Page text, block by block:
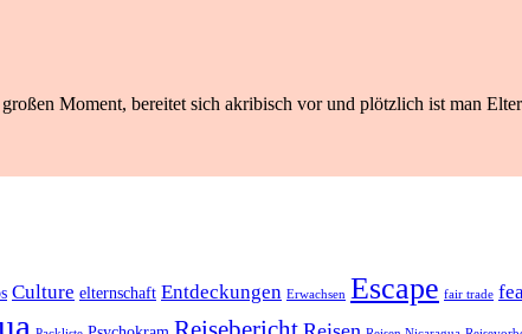
Moment, bereitet sich akribisch vor und plötzlich ist man
Culture elternschaft Entdeckungen Erwachsen Escape fair trade